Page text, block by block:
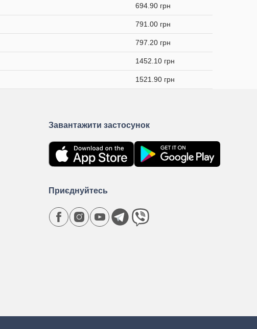
694.90 грн
791.00 грн
797.20 грн
1452.10 грн
1521.90 грн
Завантажити застосунок
Приєднуйтесь